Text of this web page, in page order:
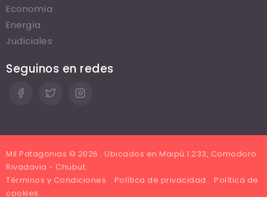
Economía
Energía
Judiciales
Seguinos en redes
Mil Patagonias © 2026 . Ubicados en Maipú 1.233, Comodoro
Rivadavia - Chubut.
Términos y Condiciones
Política de privacidad
Política de
cookies